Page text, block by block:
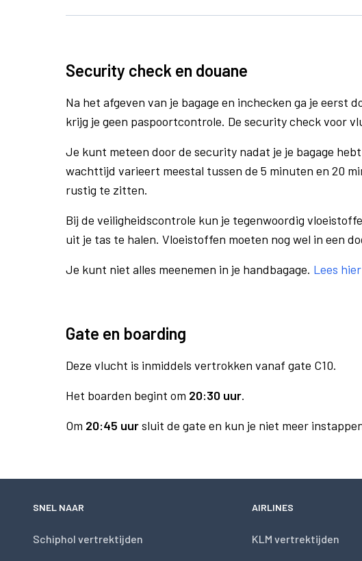
Security check en douane
Na het afgeven van je bagage en inchecken ga je eerst
krijg je geen paspoortcontrole. De security check voor
Je kunt meteen door de security nadat je je bagage
wachttijd varieert meestal tussen de 5 minuten en 20
rustig te zitten.
Bij de veiligheidscontrole kun je tegenwoordig
uit je tas te halen. Vloeistoffen moeten nog wel in een
Je kunt niet alles meenemen in je handbagage. Lees
Gate en boarding
Deze vlucht is inmiddels vertrokken vanaf gate C10.
Het boarden begint om 20:30 uur.
Om 20:45 uursluit de gate en kun je niet meer
SNEL NAAR
Schiphol vertrektijden
AIRLINES
KLM vertrektijden